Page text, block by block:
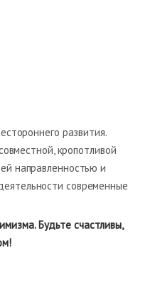
развития.
кропотливой
направленностью и
современные
Будьте счастливы,